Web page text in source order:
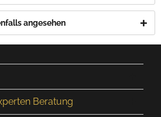
angesehen
Beratung